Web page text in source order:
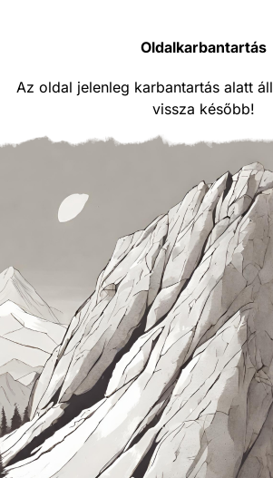
Oldalkarbantartás
Az oldal jelenleg karbantartás alatt
vissza később!